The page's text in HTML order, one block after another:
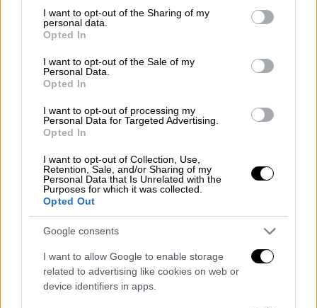
not limited to your visit or usage behaviour. You may click to
grant or deny consent to Google and its third-party tags to
use your data for below specified purposes in below Google
consent section.
I want to opt-out of the Sharing of my
personal data.
Opted In
I want to opt-out of the Sale of my
Personal Data.
Opted In
I want to opt-out of processing my
Personal Data for Targeted Advertising.
Opted In
I want to opt-out of Collection, Use,
Retention, Sale, and/or Sharing of my
Personal Data that Is Unrelated with the
Purposes for which it was collected.
Opted Out
Google consents
I want to allow Google to enable storage
related to advertising like cookies on web or
device identifiers in apps.
Σούζαν Σόνταγκ και ο Τομ Γουλφ
οργανώνουν δημόσιες αναγνώσεις. Στο
Πακιστάν χιλιάδες άνθρωποι επιτίθενται
στο αμερικανικό πολιτιστικό κέντρο στο
Ισλαμαμπάντ φωνάζοντας: «Σκύλοι
Αμερικάνοι» και «Κρεμάστε τον Ρούσντι». Η
αστυνομία ανοίγει πυρ εναντίον των
άνθρωποι να σκοτωθούν.
Οι διαμαρτυρίες συνεχίζονται σε όλο τον
κόσμο και κυρίως στην Ευρώπη, όπου η
«υπόθεση Ρούσντι» θα θεωρηθεί
προϋπόθεση πραγματικής εξομάλυνσης των
σχέσεων με το Ιράν.